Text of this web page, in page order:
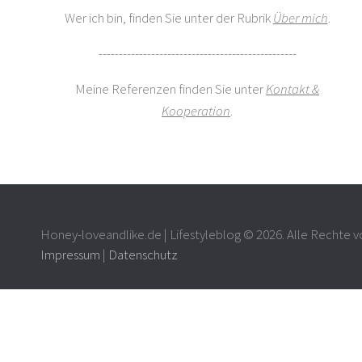
Wer ich bin, finden Sie unter der RubrikÜber mich.
-------------------------------------------------
Meine Referenzen finden Sie unterKontakt &
Kooperation.
Honey-loveandlike.de | Lifestyleblog © 2026. Alle Rechte
Impressum | Datenschutz